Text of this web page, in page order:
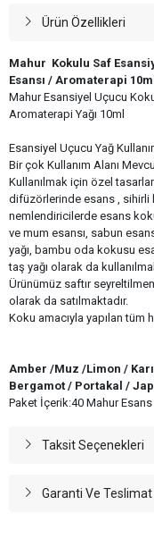
Ürün Özellikleri
Mahur Kokulu Saf
Esansı / Aromaterapi 10ml
Mahur Esansiyel Uçucu
Aromaterapi Yağı 10ml
Esansiyel Uçucu Yağ
Bir çok Kullanım Alanı
Kullanılmak için özel
difüzörlerinde esans , sihirli
nemlendiricilerde esans
ve mum esansı, sabun
yağı, bambu oda kokusu
taş yağı olarak da
Ürünümüz saftır
olarak da satılmaktadır.
Koku amacıyla yapılan tüm
Amber /Muz /Limon /
Bergamot / Portakal /
Paket İçerik:40 Mahur Esans
Taksit Seçenekleri
Garanti Ve Teslimat